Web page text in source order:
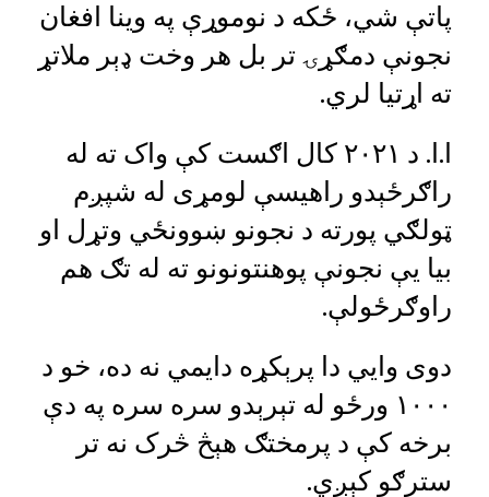
پاتې شي، ځکه د نوموړې په وینا افغان
نجونې دمګړۍ تر بل هر وخت ډېر ملاتړ
ته اړتیا لري.‌
ا.ا. د ۲۰۲۱ کال اګست کې واک ته له
راګرځېدو راهیسې لومړی له شپږم
ټولګي پورته د نجونو ښوونځي وتړل او
بیا یې نجونې پوهنتونونو ته له تګ هم
راوګرځولې.
دوی وايي دا پرېکړه دایمي نه ده،‌ خو د
۱۰۰۰ ورځو له تېرېدو سره سره په دې
برخه کې د پرمختګ هېڅ څرک نه تر
سترګو کېږي.